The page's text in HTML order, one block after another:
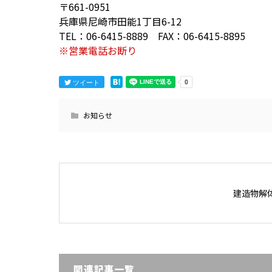
〒661-0951
兵庫県尼崎市田能1丁目6-12
TEL：06-6415-8889 FAX：06-6415-8895
※営業電話お断り
ツイート
お知らせ
建造物解